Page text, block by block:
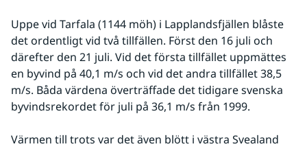
Uppe vid Tarfala (1144 möh) i Lapplandsfjällen blåste
det ordentligt vid två tillfällen. Först den 16 juli och
därefter den 21 juli. Vid det första tillfället uppmättes
en byvind på 40,1 m/s och vid det andra tillfället 38,5
m/s. Båda värdena överträffade det tidigare svenska
byvindsrekordet för juli på 36,1 m/s från 1999.
Värmen till trots var det även blött i västra Svealand